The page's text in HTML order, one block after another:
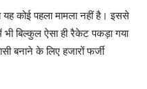
कोई पहला मामला नहीं है। इससे
भी बिल्कुल ऐसा ही रैकेट पकड़ा गया
बनाने के लिए हजारों फर्जी